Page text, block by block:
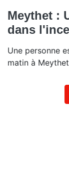
Meythet :
dans
Une personne
matin à